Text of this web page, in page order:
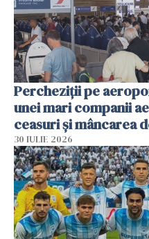
Percheziții pe
unei mari companii
ceasuri și mâncarea
30 IULIE 2026